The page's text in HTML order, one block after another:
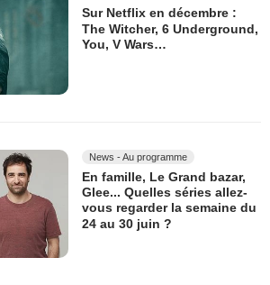
Sur Netflix en décembre :
The Witcher, 6 Underground,
You, V Wars…
News - Au programme
En famille, Le Grand bazar,
Glee... Quelles séries allez-
vous regarder la semaine du
24 au 30 juin ?